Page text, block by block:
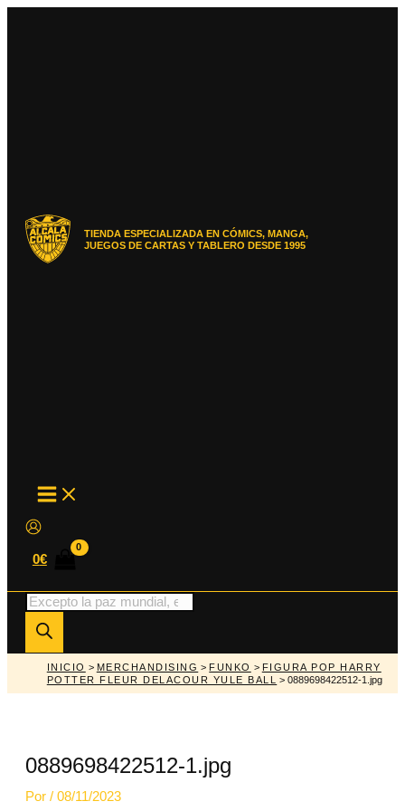
TIENDA ESPECIALIZADA EN CÓMICS, MANGA,
JUEGOS DE CARTAS Y TABLERO DESDE 1995
MAIN
MENU
0€
Búsqueda
de
productos
INICIO > MERCHANDISING > FUNKO > FIGURA POP HARRY
POTTER FLEUR DELACOUR YULE BALL
> 0889698422512-1.jpg
0889698422512-1.jpg
Por / 08/11/2023